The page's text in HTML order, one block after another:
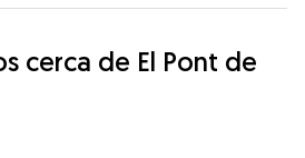
cerca de El Pont de